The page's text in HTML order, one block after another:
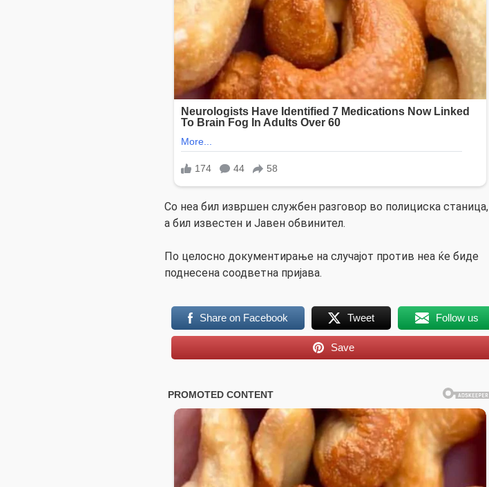
Со неа бил извршен службен разговор во полициска станица,
а бил известен и Јавен обвинител.
По целосно документирање на случајот против неа ќе биде
поднесена соодветна пријава.
Share on Facebook Tweet Follow us
Save